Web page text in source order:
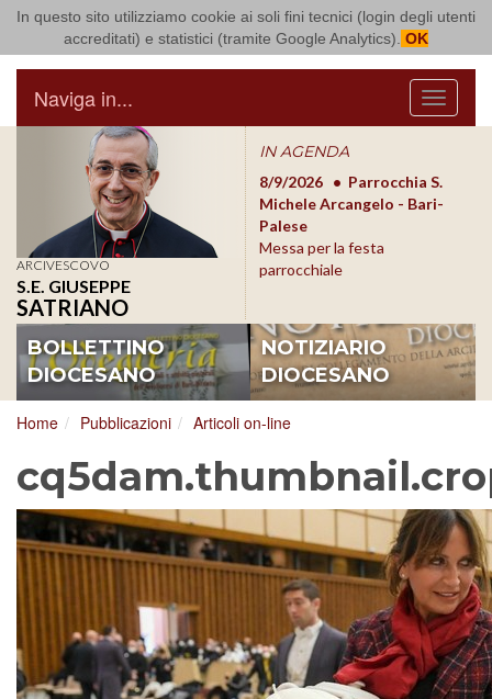
In questo sito utilizziamo cookie ai soli fini tecnici (login degli utenti
accreditati) e statistici (tramite Google Analytics). OK
Arcidiocesi di Bari Bitonto
Menu
Naviga in...
ARCIVESCOVO
S.E. GIUSEPPE
SATRIANO
IN AGENDA
8/17/2026
Conversano
Conferenza Episcopale
Pugliese
8/9/2026
Parrocchia S.
Michele Arcangelo - Bari-
Palese
Messa per la festa
parrocchiale
BOLLETTINO
DIOCESANO
NOTIZIARIO
DIOCESANO
Home Pubblicazioni Articoli on-line